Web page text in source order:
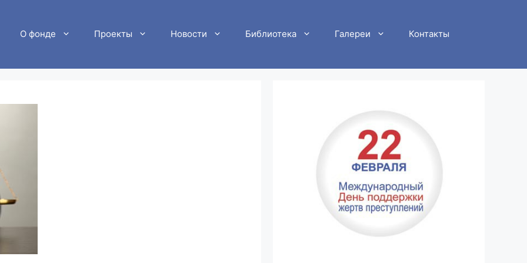
О фонде Проекты Новости Библиотека Галереи Контакты